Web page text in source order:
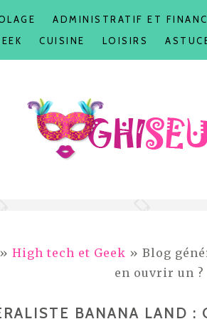
ADMINISTRATIF ET
CUISINE LOISIRS
» High tech et Geek » Blog
en ouvrir un ?
BANANA LAND :